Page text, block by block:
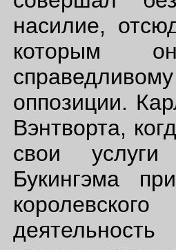
насилие,
которым
оппозиции.
Вэнтворта,
свои
Букингэма